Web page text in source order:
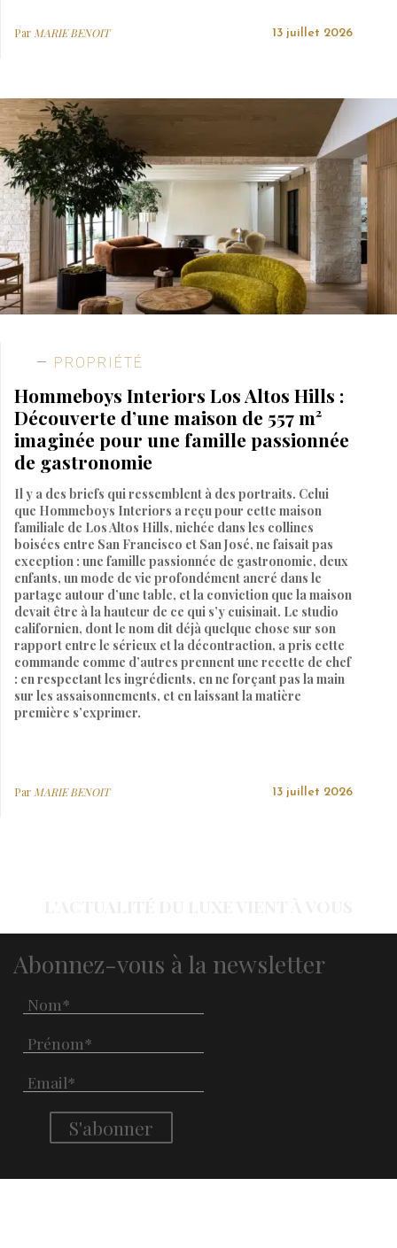
Par MARIE BENOIT 13 juillet 2026
PROPRIÉTÉ
Hommeboys Interiors Los Altos Hills :
Découverte d’une maison de 557 m²
imaginée pour une famille passionnée
de gastronomie
Il y a des briefs qui ressemblent à des portraits. Celui
que Hommeboys Interiors a reçu pour cette maison
familiale de Los Altos Hills, nichée dans les collines
boisées entre San Francisco et San José, ne faisait pas
exception : une famille passionnée de gastronomie, deux
enfants, un mode de vie profondément ancré dans le
partage autour d’une table, et la conviction que la maison
devait être à la hauteur de ce qui s’y cuisinait. Le studio
californien, dont le nom dit déjà quelque chose sur son
rapport entre le sérieux et la décontraction, a pris cette
commande comme d’autres prennent une recette de chef
: en respectant les ingrédients, en ne forçant pas la main
sur les assaisonnements, et en laissant la matière
première s’exprimer.
Par MARIE BENOIT 13 juillet 2026
Abonnez-vous à la newsletter